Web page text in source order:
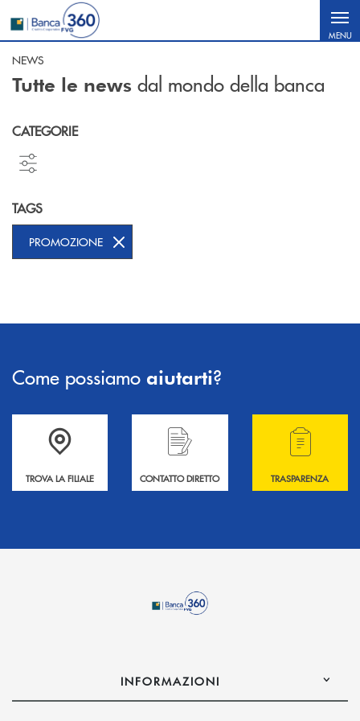
Salta al contenuto principale
MENU
NEWS
Tutte le news dal mondo della banca
CATEGORIE
TAGS
PROMOZIONE
Come possiamo aiutarti?
Accedi all' elenco completo delle filiali .
TROVA LA FILIALE
Hai bisogno di informazioni? Contattaci !
CONTATTO DIRETTO
Hai bisogno di
TRASPARENZA
INFORMAZIONI